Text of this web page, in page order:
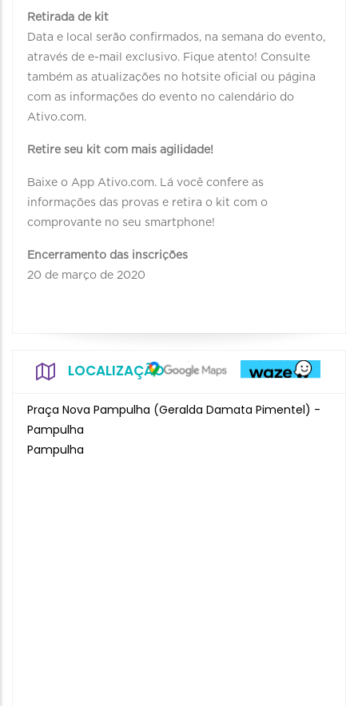
Retirada de kit
Data e local serão confirmados, na semana do evento,
através de e-mail exclusivo. Fique atento! Consulte
também as atualizações no hotsite oficial ou página
com as informações do evento no calendário do
Ativo.com.
Retire seu kit com mais agilidade!
Baixe o App Ativo.com. Lá você confere as
informações das provas e retira o kit com o
comprovante no seu smartphone!
Encerramento das inscrições
20 de março de 2020
LOCALIZAÇÃO
Praça Nova Pampulha (Geralda Damata Pimentel) -
Pampulha
Pampulha